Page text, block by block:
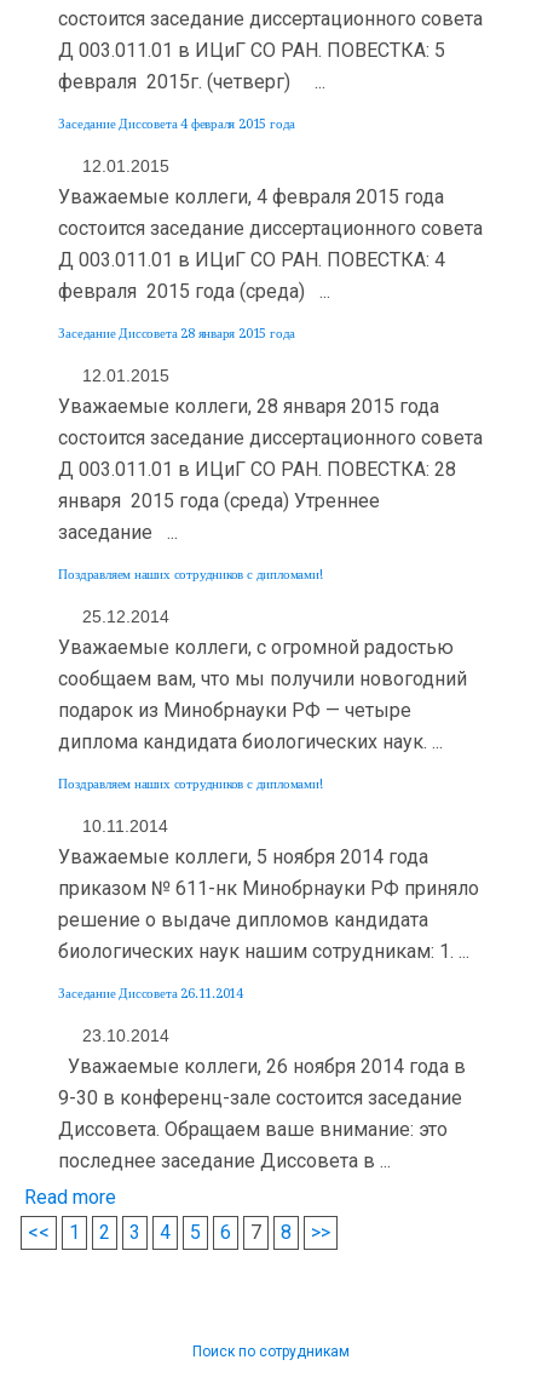
состоится заседание диссертационного совета
Д 003.011.01 в ИЦиГ СО РАН. ПОВЕСТКА: 5
февраля 2015г. (четверг) ...
Заседание Диссовета 4 февраля 2015 года
12.01.2015
Уважаемые коллеги, 4 февраля 2015 года
состоится заседание диссертационного совета
Д 003.011.01 в ИЦиГ СО РАН. ПОВЕСТКА: 4
февраля 2015 года (среда) ...
Заседание Диссовета 28 января 2015 года
12.01.2015
Уважаемые коллеги, 28 января 2015 года
состоится заседание диссертационного совета
Д 003.011.01 в ИЦиГ СО РАН. ПОВЕСТКА: 28
января 2015 года (среда) Утреннее
заседание ...
Поздравляем наших сотрудников с дипломами!
25.12.2014
Уважаемые коллеги, с огромной радостью
сообщаем вам, что мы получили новогодний
подарок из Минобрнауки РФ — четыре
диплома кандидата биологических наук. ...
Поздравляем наших сотрудников с дипломами!
10.11.2014
Уважаемые коллеги, 5 ноября 2014 года
приказом № 611-нк Минобрнауки РФ приняло
решение о выдаче дипломов кандидата
биологических наук нашим сотрудникам: 1. ...
Заседание Диссовета 26.11.2014
23.10.2014
Уважаемые коллеги, 26 ноября 2014 года в
9-30 в конференц-зале состоится заседание
Диссовета. Обращаем ваше внимание: это
последнее заседание Диссовета в ...
Read more
<<
1 2 3 4 5 6 7 8 >>
Поиск по сотрудникам